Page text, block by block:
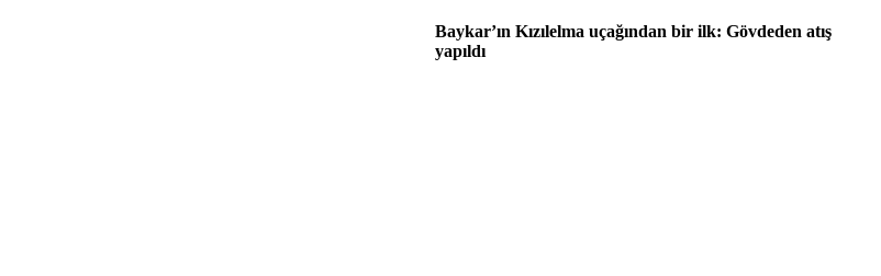
Baykar’ın Kızılelma uçağından bir ilk: Gövdeden atış
yapıldı